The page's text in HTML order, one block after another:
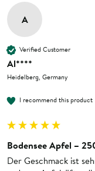
A
Verified Customer
Al****
Heidelberg, Germany
I recommend this product
Bodensee Apfel –
Der Geschmack ist